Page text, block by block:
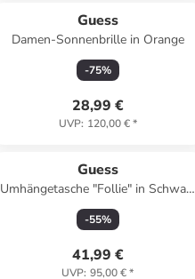
Guess
Damen-Sonnenbrille in Orange
-75%
28,99 €
UVP: 120,00 €*
Guess
Umhängetasche "Follie" in Schwarz
- (B)13 x (H)18 x (T)3 cm
-55%
41,99 €
UVP: 95,00 €*